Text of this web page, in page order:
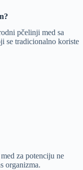
pčelinji med sa
se tradicionalno koriste
za potenciju ne
organizma.